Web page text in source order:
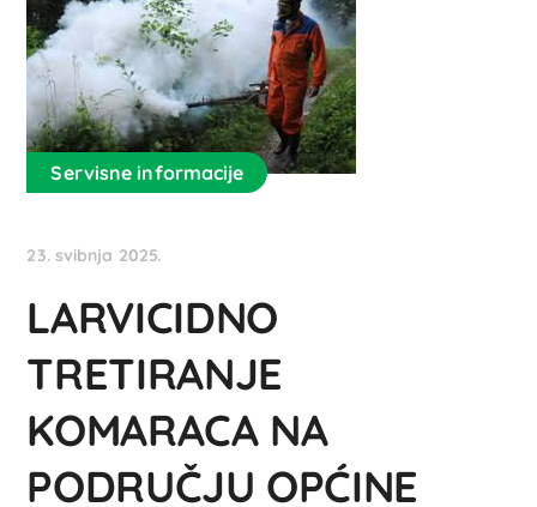
Servisne informacije
23. svibnja 2025.
LARVICIDNO
TRETIRANJE
KOMARACA NA
PODRUČJU OPĆINE